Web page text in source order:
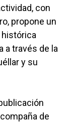
con
propone un
a través de la
y su
de